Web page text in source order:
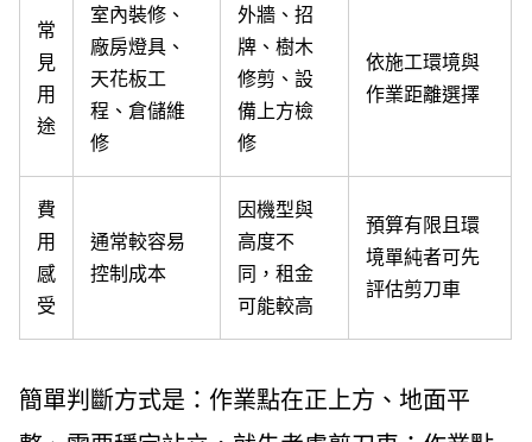
常
見
用
途
室內裝修、
廠房燈具、
天花板工
程、倉儲維
修
外牆、招
牌、樹木
修剪、設
備上方檢
修
依施工環境與
作業距離選擇
費
用
感
受
通常較容易
控制成本
因機型與
高度不
同，租金
可能較高
預算有限且環
境單純者可先
評估剪刀車
簡單判斷方式是：作業點在正上方、地面平